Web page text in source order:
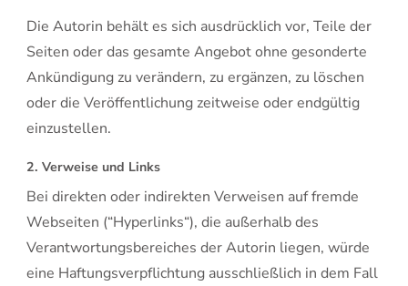
Die Autorin behält es sich ausdrücklich vor, Teile der
Seiten oder das gesamte Angebot ohne gesonderte
Ankündigung zu verändern, zu ergänzen, zu löschen
oder die Veröffentlichung zeitweise oder endgültig
einzustellen.
2. Verweise und Links
Bei direkten oder indirekten Verweisen auf fremde
Webseiten (“Hyperlinks“), die außerhalb des
Verantwortungsbereiches der Autorin liegen, würde
eine Haftungsverpflichtung ausschließlich in dem Fall